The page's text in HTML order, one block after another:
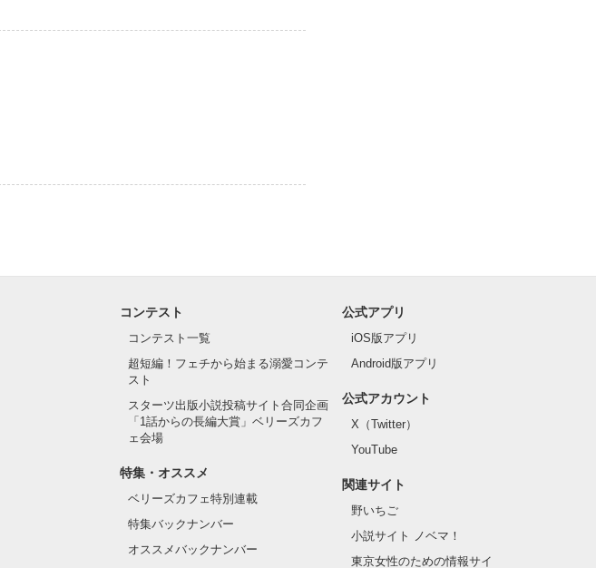
コンテスト
コンテスト一覧
超短編！フェチから始まる溺愛コンテ
スト
スターツ出版小説投稿サイト合同企画
「1話からの長編大賞」ベリーズカフ
ェ会場
特集・オススメ
ベリーズカフェ特別連載
特集バックナンバー
オススメバックナンバー
公式アプリ
iOS版アプリ
Android版アプリ
公式アカウント
X（Twitter）
YouTube
関連サイト
野いちご
小説サイト ノベマ！
東京女性のための情報サイ